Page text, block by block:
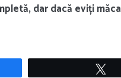
dar dacă eviți